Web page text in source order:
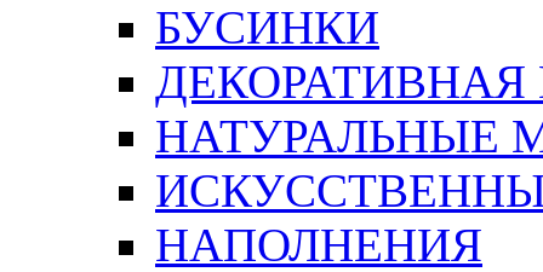
БУСИНКИ
ДЕКОРАТИВНАЯ
НАТУРАЛЬНЫЕ
НАПОЛНЕНИЯ